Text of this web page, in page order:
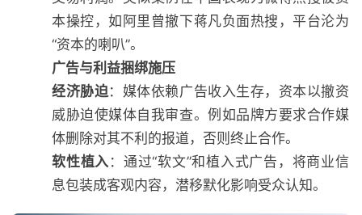
本操控，如阿里曾撤下蒋凡负面热搜，平台沦为
“资本的喇叭”。
广告与利益捆绑施压
经济胁迫：媒体依赖广告收入生存，资本以撤资
威胁迫使媒体自我审查。例如品牌方要求合作媒
体删除对其不利的报道，否则终止合作。
软性植入 ：通过“软文”和植入式广告，将商业信
息包装成客观内容，潜移默化影响受众认知。